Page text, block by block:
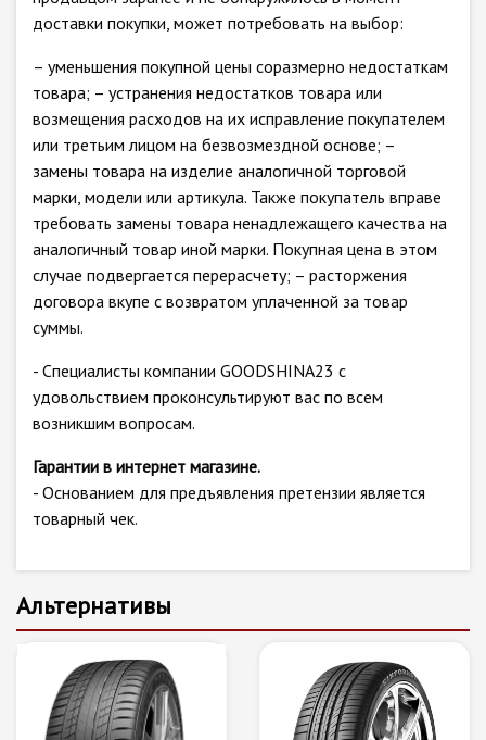
доставки покупки, может потребовать на выбор:
– уменьшения покупной цены соразмерно недостаткам
товара; – устранения недостатков товара или
возмещения расходов на их исправление покупателем
или третьим лицом на безвозмездной основе; –
замены товара на изделие аналогичной торговой
марки, модели или артикула. Также покупатель вправе
требовать замены товара ненадлежащего качества на
аналогичный товар иной марки. Покупная цена в этом
случае подвергается перерасчету; – расторжения
договора вкупе с возвратом уплаченной за товар
суммы.
- Специалисты компании GOODSHINA23 с
удовольствием проконсультируют вас по всем
возникшим вопросам.
Гарантии в интернет магазине.
- Основанием для предъявления претензии является
товарный чек.
Альтернативы